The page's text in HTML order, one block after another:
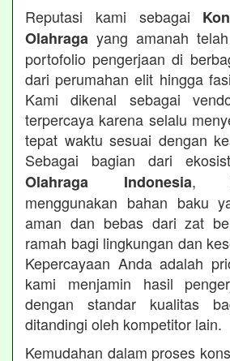
Reputasi kami sebagai
Olahraga yang amanah
portofolio pengerjaan di
dari perumahan elit hingga
Kami dikenal sebagai
terpercaya karena selalu
tepat waktu sesuai dengan
Sebagai bagian dari
Olahraga Indonesia,
menggunakan bahan baku
aman dan bebas dari zat
ramah bagi lingkungan dan
Kepercayaan Anda adalah
kami menjamin hasil
dengan standar kualitas
ditandingi oleh kompetitor lain.
Kemudahan dalam proses